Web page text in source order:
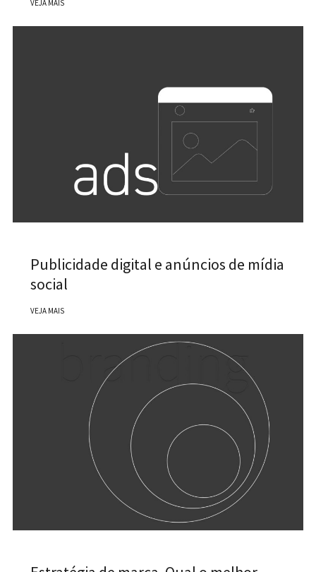
VEJA MAIS
Publicidade digital e anúncios de mídia
social
VEJA MAIS